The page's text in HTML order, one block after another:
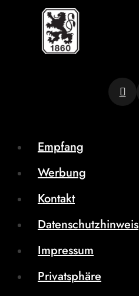
Empfang
Werbung
Kontakt
Datenschutzhinweis
Impressum
Privatsphäre